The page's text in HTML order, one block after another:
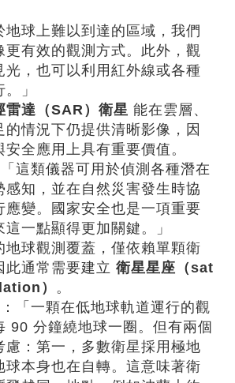
地球上難以到達的區域，我們
更有效的觀測方式。此外，觀
光，也可以利用紅外線或各種
」
雷達（SAR）衛星 能在雲層、
的情況下仍提供清晰影像，因
全應用上具有重要價值。
這類儀器可用於偵測各種潛在
感知，並在自然災害發生時協
應變。國家安全也是一項重要
一點顯得更加關鍵。」
地球觀測覆蓋，僅依賴單顆衛
此通常需要建立 衛星星座（sat
） 。
「一顆在低地球軌道運行的觀
90 分鐘繞地球一圈。但有兩個
慮：第一，多數衛星採用極地
球本身也在自轉。這意味著衛